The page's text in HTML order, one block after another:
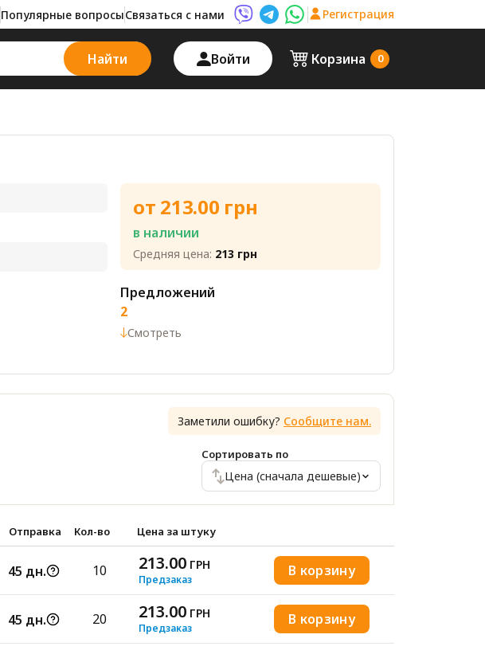
Популярные вопросыСвязаться с нами Viber AutoPalma
Telegram AutoPalma
WhatsApp AutoPalma
Регистрация
Найти Войти Корзина 0
от 213.00 грн
в наличии
Средняя цена: 213 грн
Предложений
2
Смотреть
Заметили ошибку? Сообщите нам.
Сортировать по
Цена (сначала дешевые)
Отправка Кол-во Цена за штуку
45 дн. 10 213.00 ГРН
Предзаказ
В корзину
45 дн. 20 213.00 ГРН
Предзаказ
В корзину